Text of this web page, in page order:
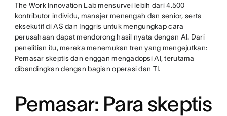
The Work Innovation Lab mensurvei lebih dari 4.500
kontributor individu, manajer menengah dan senior, serta
eksekutif di AS dan Inggris untuk mengungkap cara
perusahaan dapat mendorong hasil nyata dengan AI. Dari
penelitian itu, mereka menemukan tren yang mengejutkan:
Pemasar skeptis dan enggan mengadopsi AI, terutama
dibandingkan dengan bagian operasi dan TI.
Pemasar: Para skeptis